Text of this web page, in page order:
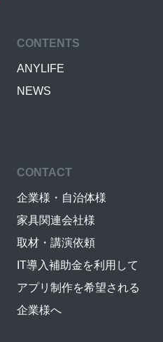
CONTENTS
ANYLIFE
NEWS
CONTACT
企業様・自治体様
家具関連会社様
取材・講演依頼
IT導入補助金を利用して
アプリ制作を希望される
企業様へ